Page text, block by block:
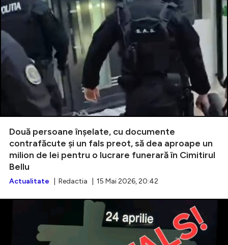
Două persoane înșelate, cu documente
contrafăcute și un fals preot, să dea aproape un
milion de lei pentru o lucrare funerară în Cimitirul
Bellu
Actualitate | Redactia | 15 Mai 2026, 20:42